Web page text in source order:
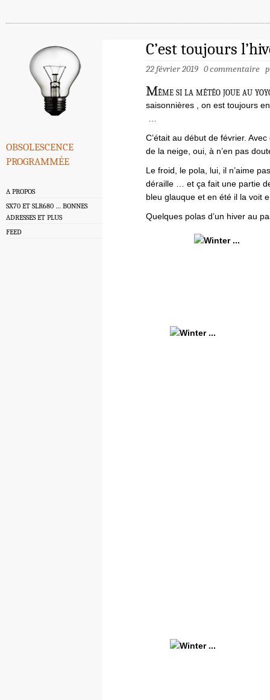
obsolescence
programmée
A PROPOS
SX70 ET SLR680 … BONNES
ADRESSES ET PLUS
FEED
C’est toujours
22 février 2019 0 commentaire
Même si la météo joue au
saisonnières , on est toujours
C’était au début de février.
de la neige, oui, à n’en pas
Le froid, le pola, lui, il n’aime
déraille … et ça fait une partie
bleu glauque et en été il la voit
Quelques polas d’un hiver au